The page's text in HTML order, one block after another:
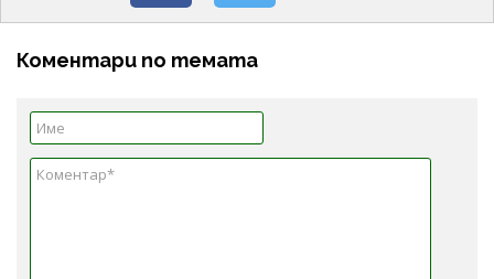
Коментари по темата